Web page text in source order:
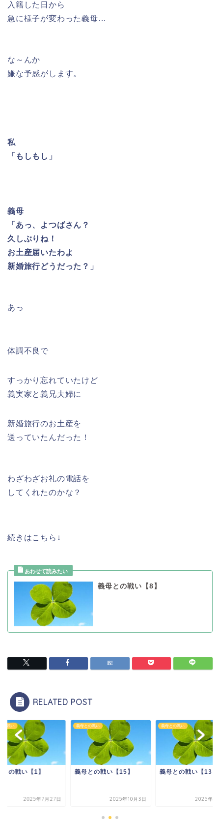
入籍した日から
急に様子が変わった義母…
な～んか
嫌な予感がします。
私
「もしもし」
義母
「あっ、よつばさん？
久しぶりね！
お土産届いたわよ
新婚旅行どうだった？」
あっ
体調不良で
すっかり忘れていたけど
義実家と義兄夫婦に
新婚旅行のお土産を
送っていたんだった！
わざわざお礼の電話を
してくれたのかな？
続きはこちら↓
義母との戦い【8】
RELATED POST
の戦い
との戦い【1】
2025年7月27日
義母との戦い
義母との戦い【15】
2025年10月3日
義母との戦い
義母との戦い【13】
2025年10